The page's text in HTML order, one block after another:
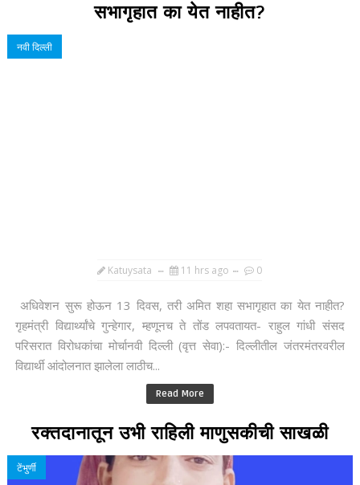
सभागृहात का येत नाहीत?
नवी दिल्ली
Katuysata 11 hrs ago 0
अधिवेशन सुरू होऊन 13 दिवस, तरी अमित शहा सभागृहात का येत नाहीत?
गृहमंत्री विद्यार्थ्यांचे गुन्हेगार, म्हणूनच ते तोंड लपवतायत- राहुल गांधी संसद
परिसरात विरोधकांचा मोर्चानवी दिल्ली (वृत्त सेवा):- दिल्लीतील जंतरमंतरवरील
विद्यार्थी आंदोलनात झालेला लाठीच...
Read More
रक्तदानातून उभी राहिली माणुसकीची साखळी
टेंभुर्णी